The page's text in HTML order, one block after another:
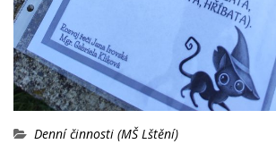
Denní činnosti (MŠ Lštění)